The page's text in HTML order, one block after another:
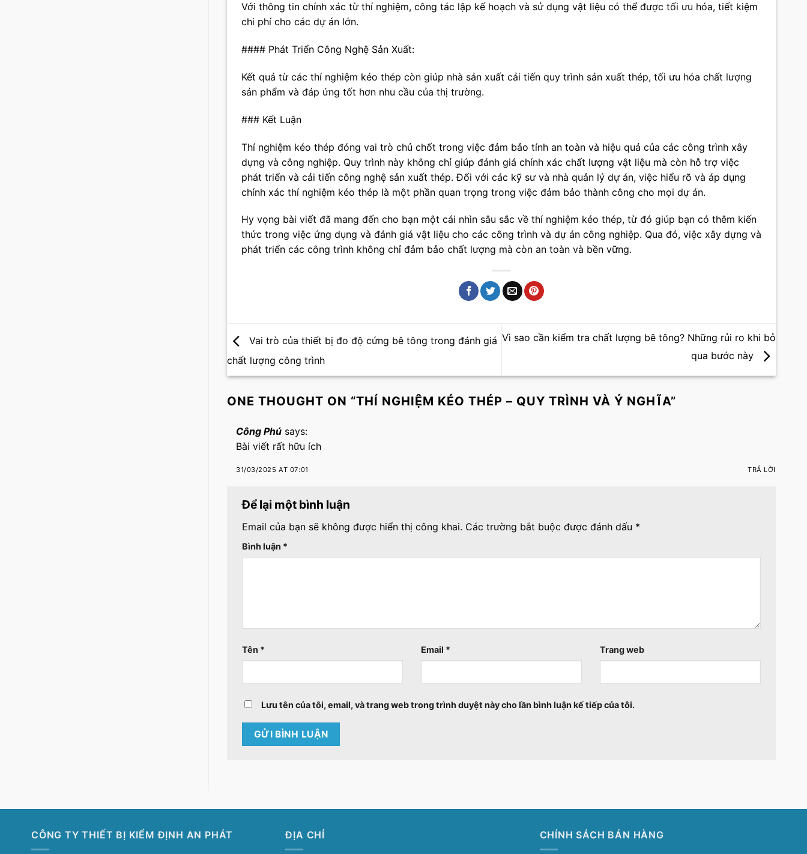
Với thông tin chính xác từ thí nghiệm, công tác lập kế hoạch và sử dụng vật liệu có thể được tối ưu hóa, tiết kiệm
chi phí cho các dự án lớn.
#### Phát Triển Công Nghệ Sản Xuất:
Kết quả từ các thí nghiệm kéo thép còn giúp nhà sản xuất cải tiến quy trình sản xuất thép, tối ưu hóa chất lượng
sản phẩm và đáp ứng tốt hơn nhu cầu của thị trường.
### Kết Luận
Thí nghiệm kéo thép đóng vai trò chủ chốt trong việc đảm bảo tính an toàn và hiệu quả của các công trình xây
dựng và công nghiệp. Quy trình này không chỉ giúp đánh giá chính xác chất lượng vật liệu mà còn hỗ trợ việc
phát triển và cải tiến công nghệ sản xuất thép. Đối với các kỹ sư và nhà quản lý dự án, việc hiểu rõ và áp dụng
chính xác thí nghiệm kéo thép là một phần quan trọng trong việc đảm bảo thành công cho mọi dự án.
Hy vọng bài viết đã mang đến cho bạn một cái nhìn sâu sắc về thí nghiệm kéo thép, từ đó giúp bạn có thêm kiến
thức trong việc ứng dụng và đánh giá vật liệu cho các công trình và dự án công nghiệp. Qua đó, việc xây dựng và
phát triển các công trình không chỉ đảm bảo chất lượng mà còn an toàn và bền vững.
Vai trò của thiết bị đo độ cứng bê tông trong đánh giá
chất lượng công trình
Vì sao cần kiểm tra chất lượng bê tông? Những rủi ro khi bỏ
qua bước này
ONE THOUGHT ON “THÍ NGHIỆM KÉO THÉP – QUY TRÌNH VÀ Ý NGHĨA”
Công Phú says:
Bài viết rất hữu ích
31/03/2025 AT 07:01 TRẢ LỜI
Để lại một bình luận
Email của bạn sẽ không được hiển thị công khai. Các trường bắt buộc được đánh dấu *
Bình luận *
Tên * Email * Trang web
Lưu tên của tôi, email, và trang web trong trình duyệt này cho lần bình luận kế tiếp của tôi.
CÔNG TY THIẾT BỊ KIỂM ĐỊNH AN PHÁT ĐỊA CHỈ CHÍNH SÁCH BÁN HÀNG